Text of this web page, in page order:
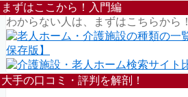
まずはここから！入門編
わからない人は、まずはこちらから！
大手の口コミ・評判を解剖！